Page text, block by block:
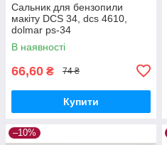
Сальник для бензопили
макіту DCS 34, dcs 4610,
dolmar ps-34
В наявності
66,60 ₴ 74 ₴
Купити
–10%